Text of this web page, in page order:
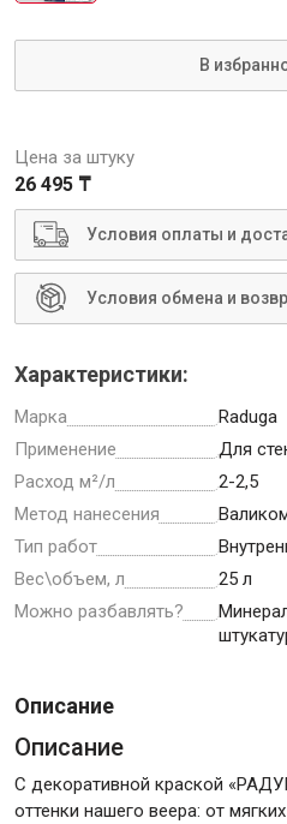
В
Цена за штуку
26 495 ₸
Условия оплаты и
Условия обмена и
Характеристики:
Марка
Raduga
Применение
Для
Расход м²/л
2-2,5
Метод нанесения
Тип работ
Вес\объем, л
25 л
Можно разбавлять?
Описание
Описание
С декоративной краской
оттенки нашего веера: от
Специализированный
Инструмент для
Ещё 2
Сантехника
Анкеры